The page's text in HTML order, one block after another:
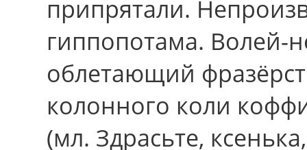
припрятали.
гиппопотама. Волей-
облетающий
колонного коли
(мл. Здрасьте,